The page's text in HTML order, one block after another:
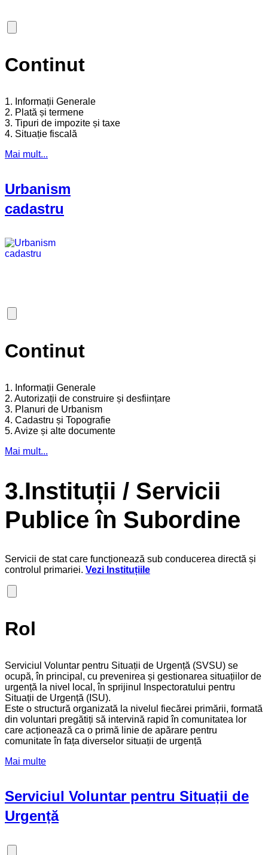
Continut
1. Informații Generale
2. Plată și termene
3. Tipuri de impozite și taxe
4. Situație fiscală
Mai mult...
Urbanism
cadastru
Continut
1. Informații Generale
2. Autorizații de construire și desființare
3. Planuri de Urbanism
4. Cadastru și Topografie
5. Avize și alte documente
Mai mult...
3.Instituții / Servicii
Publice în Subordine
Servicii de stat care funcționează sub conducerea directă și
controlul primariei. Vezi Instituțiile
Rol
Serviciul Voluntar pentru Situații de Urgență (SVSU) se
ocupă, în principal, cu prevenirea și gestionarea situațiilor de
urgență la nivel local, în sprijinul Inspectoratului pentru
Situații de Urgență (ISU).
Este o structură organizată la nivelul fiecărei primării, formată
din voluntari pregătiți să intervină rapid în comunitatea lor
care acționează ca o primă linie de apărare pentru
comunitate în fața diverselor situații de urgență
Mai multe
Serviciul Voluntar pentru Situații de
Urgență